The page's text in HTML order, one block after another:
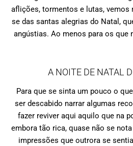
aflições, tormentos e lutas, vemos
se das santas alegrias do Natal,
angústias. Ao menos para os que
A NOITE DE NATAL
Para que se sinta um pouco o
ser descabido narrar algumas
fazer reviver aqui aquilo que na
embora tão rica, quase não se
impressões que outrora se